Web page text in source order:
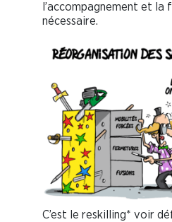
l’accompagnement et la
nécessaire.
C’est le reskilling* voir